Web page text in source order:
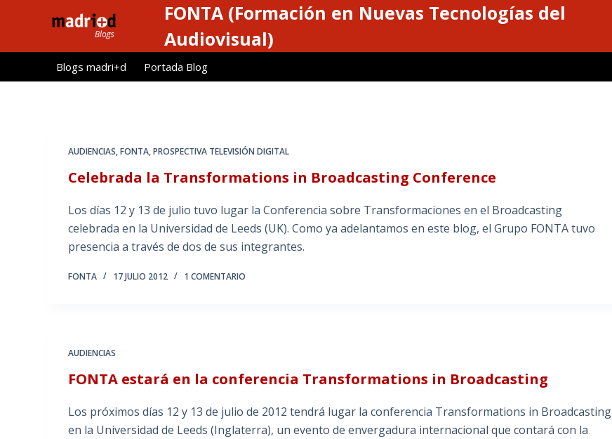
l
FONTA (Formación en Nuevas Tecnologías del
Audiovisual)
Blogs madri+d Portada Blog
AUDIENCIAS,FONTA,PROSPECTIVA TELEVISIÓN DIGITAL
Celebrada la Transformations in Broadcasting Conference
Los días 12 y 13 de julio tuvo lugar la Conferencia sobre Transformaciones en el Broadcasting
celebrada en la Universidad de Leeds (UK). Como ya adelantamos en este blog, el Grupo FONTA tuvo
presencia a través de dos de sus integrantes.
FONTA 17 JULIO 2012 1 COMENTARIO
AUDIENCIAS
FONTA estará en la conferencia Transformations in Broadcasting
Los próximos días 12 y 13 de julio de 2012 tendrá lugar la conferencia Transformations in Broadcasting
en la Universidad de Leeds (Inglaterra), un evento de envergadura internacional que contará con la